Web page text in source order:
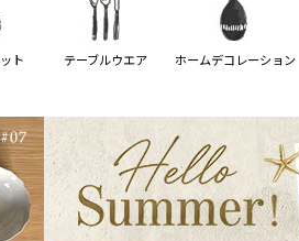
ト テーブルウエア ホームデコレーション